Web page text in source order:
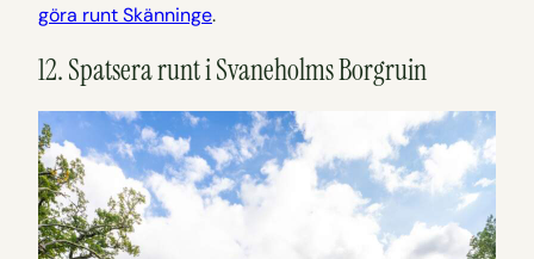
göra runt Skänninge.
12. Spatsera runt i Svaneholms Borgruin